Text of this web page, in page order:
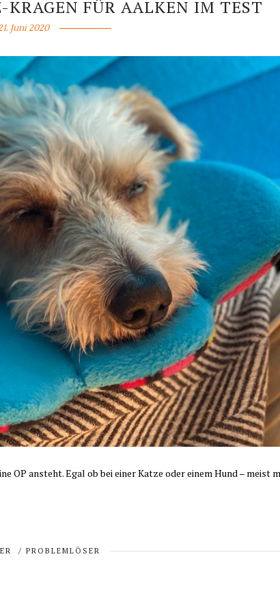
FÜR AALKEN IM TEST
Juni 2020
OP ansteht. Egal ob bei einer Katze oder einem Hund – meist
/PROBLEMLÖSER